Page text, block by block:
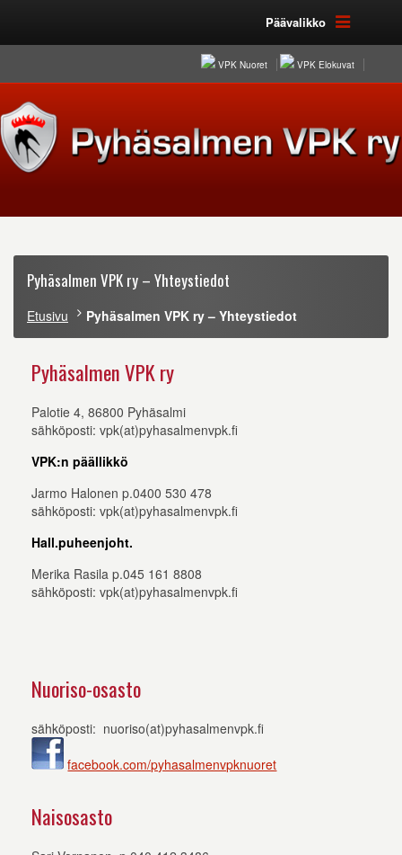
Päävalikko
VPK Nuoret VPK Elokuvat
Pyhäsalmen VPK ry – Yhteystiedot
Etusivu Pyhäsalmen VPK ry – Yhteystiedot
Pyhäsalmen VPK ry
Palotie 4, 86800 Pyhäsalmi
sähköposti: vpk(at)pyhasalmenvpk.fi
VPK:n päällikkö
Jarmo Halonen p.0400 530 478
sähköposti: vpk(at)pyhasalmenvpk.fi
Hall.puheenjoht.
Merika Rasila p.045 161 8808
sähköposti: vpk(at)pyhasalmenvpk.fi
Nuoriso-osasto
sähköposti: nuoriso(at)pyhasalmenvpk.fi
facebook.com/pyhasalmenvpknuoret
Naisosasto